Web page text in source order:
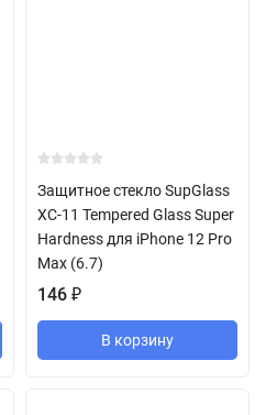
Защитное стекло SupGlass
XC-11 Tempered Glass Super
Hardness для iPhone 12 Pro
Max (6.7)
146 ₽
В корзину